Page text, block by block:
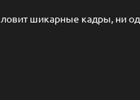
ловит шикарные кадры, ни